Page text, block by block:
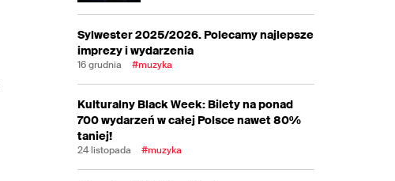
Sylwester 2025/2026. Polecamy najlepsze
imprezy i wydarzenia
16 grudnia #muzyka
Kulturalny Black Week: Bilety na ponad
700 wydarzeń w całej Polsce nawet 80%
taniej!
24 listopada #muzyka